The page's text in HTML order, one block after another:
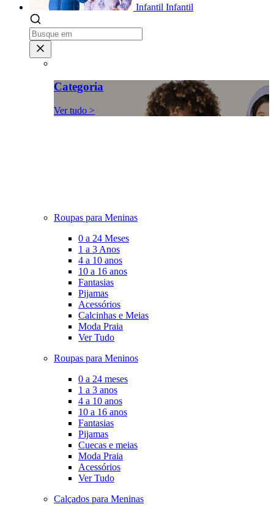
Infantil Infantil
Categoria
Ver tudo >
Roupas para Meninas
0 a 24 Meses
1 a 3 Anos
4 a 10 anos
10 a 16 anos
Fantasias
Pijamas
Acessórios
Calcinhas e Meias
Moda Praia
Ver Tudo
Roupas para Meninos
0 a 24 meses
1 a 3 anos
4 a 10 anos
10 a 16 anos
Fantasias
Pijamas
Cuecas e meias
Moda Praia
Acessórios
Ver Tudo
Calçados para Meninas